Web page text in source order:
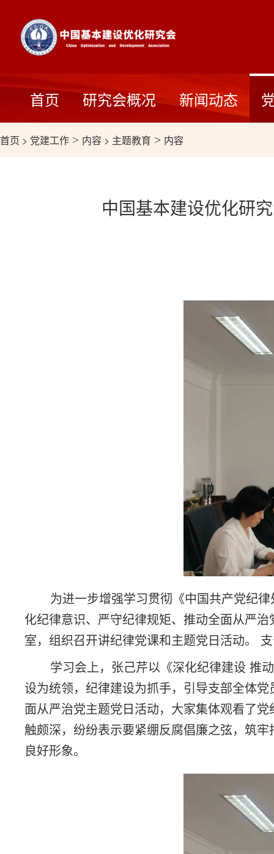
首页 研究会概况 新闻动态
首页 > 党建工作 > 内容 > 主题教育 > 内容
中国基本建设优化研
为进一步增强学习贯彻《中国共产党纪律
化纪律意识、严守纪律规矩、推动全面从严
室，组织召开讲纪律党课和主题党日活动。
学习会上，张己芹以《深化纪律建设 推动
设为统领，纪律建设为抓手，引导支部全体
面从严治党主题党日活动，大家集体观看了
触颇深，纷纷表示要紧绷反腐倡廉之弦，筑
良好形象。